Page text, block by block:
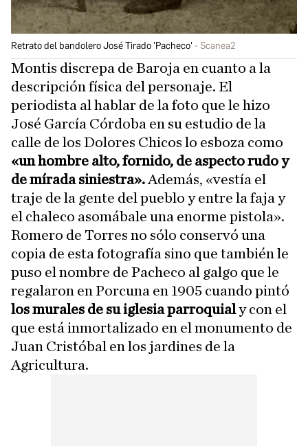
Retrato del bandolero José Tirado 'Pacheco' Scanea2
Montis discrepa de Baroja en cuanto a la
descripción física del personaje. El
periodista al hablar de la foto que le hizo
José García Córdoba en su estudio de la
calle de los Dolores Chicos lo esboza como
«un hombre alto, fornido, de aspecto rudo y
de mírada siniestra». Además, «vestía el
traje de la gente del pueblo y entre la faja y
el chaleco asomábale una enorme pistola».
Romero de Torres no sólo conservó una
copia de esta fotografía sino que también le
puso el nombre de Pacheco al galgo que le
regalaron en Porcuna en 1905 cuando pintó
los murales de su iglesia parroquialy con el
que está inmortalizado en el monumento de
Juan Cristóbal en los jardines de la
Agricultura.